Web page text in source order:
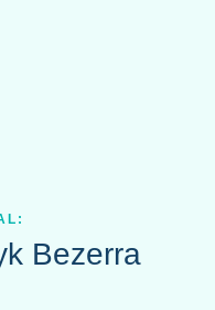
Bezerra